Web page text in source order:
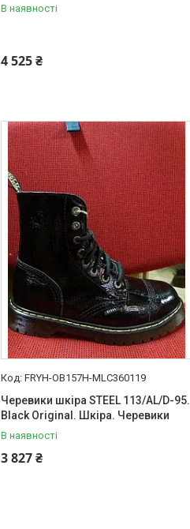
В наявності
4 525 ₴
FRYH-OB157H-MLC360119
Черевики шкіра STEEL 113/AL/D-95.
Black Original. Шкіра. Черевики
В наявності
3 827 ₴